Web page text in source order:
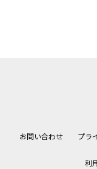
お問い合わせ プラ
利